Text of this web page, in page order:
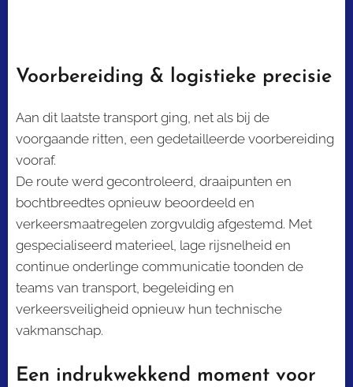
Voorbereiding & logistieke precisie
Aan dit laatste transport ging, net als bij de
voorgaande ritten, een gedetailleerde voorbereiding
vooraf.
De route werd gecontroleerd, draaipunten en
bochtbreedtes opnieuw beoordeeld en
verkeersmaatregelen zorgvuldig afgestemd. Met
gespecialiseerd materieel, lage rijsnelheid en
continue onderlinge communicatie toonden de
teams van transport, begeleiding en
verkeersveiligheid opnieuw hun technische
vakmanschap.
Een indrukwekkend moment voor